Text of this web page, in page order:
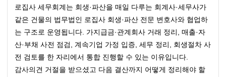
로집사 세무회계는 회생·파산을 매일 다루는 회계사·세무사가
같은 건물의 법무법인 로집사 회생·파산 전문 변호사와 협업하
는 구조로 운영됩니다. 가지급금·관계회사 거래 정리, 매출·자
산·부채 사전 점검, 계속기업 가정 입증, 세무 정리, 회생절차 사
전 검토를 한 자리에서 통합 진행할 수 있는 이유입니다.
감사의견 거절을 받으셨고 다음 결산까지 어떻게 정리해야 할